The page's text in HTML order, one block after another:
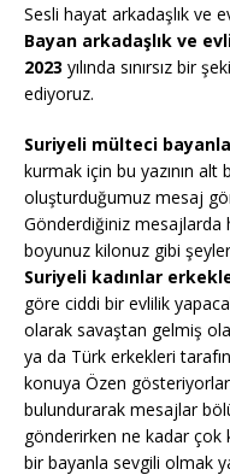
Sesli hayat arkadaşlık ve
Bayan arkadaşlık ve
2023 yılında sınırsız bir
ediyoruz.
Suriyeli mülteci
kurmak için bu yazının
oluşturduğumuz mesaj
Gönderdiğiniz mesajlarda
boyunuz kilonuz gibi
Suriyeli kadınlar
göre ciddi bir evlilik
olarak savaştan gelmiş
ya da Türk erkekleri
konuya Özen
bulundurarak mesajlar
gönderirken ne kadar çok
bir bayanla sevgili olmak